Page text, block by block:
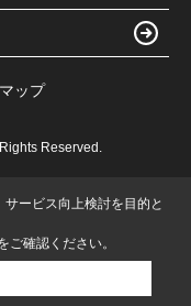
ップ
Reserved.
ービス向上検討を目的と
ご確認ください。